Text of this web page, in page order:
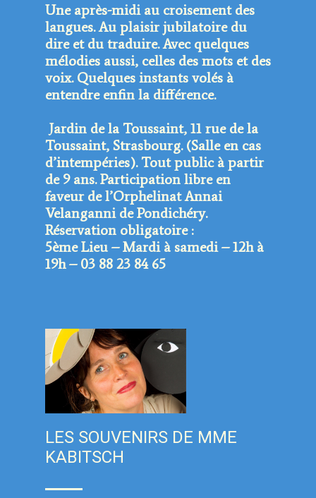
Une après-midi au croisement des
langues. Au plaisir jubilatoire du
dire et du traduire. Avec quelques
mélodies aussi, celles des mots et des
voix. Quelques instants volés à
entendre enfin la différence.
Jardin de la Toussaint, 11 rue de la
Toussaint, Strasbourg. (Salle en cas
d’intempéries). Tout public à partir
de 9 ans. Participation libre en
faveur de l’Orphelinat Annai
Velanganni de Pondichéry.
Réservation obligatoire :
5ème Lieu – Mardi à samedi – 12h à
19h – 03 88 23 84 65
LES SOUVENIRS DE MME
KABITSCH